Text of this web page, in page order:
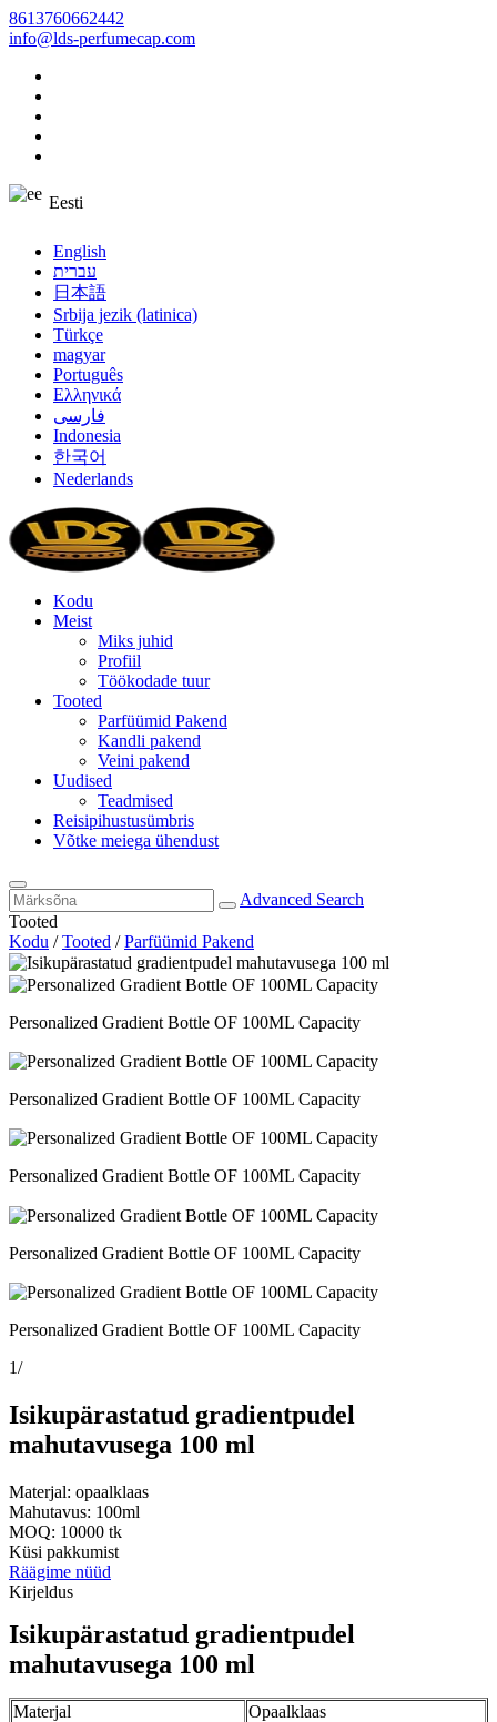
8613760662442
info@lds-perfumecap.com
Eesti
English
עברית
日本語
Srbija jezik (latinica)
Türkçe
magyar
Português
Ελληνικά
فارسی
Indonesia
한국어
Nederlands
Kodu
Meist
Miks juhid
Profiil
Töökodade tuur
Tooted
Parfüümid Pakend
Kandli pakend
Veini pakend
Uudised
Teadmised
Reisipihustusümbris
Võtke meiega ühendust
Advanced Search
Tooted
Kodu /Tooted /Parfüümid Pakend
Personalized Gradient Bottle OF 100ML Capacity
Personalized Gradient Bottle OF 100ML Capacity
Personalized Gradient Bottle OF 100ML Capacity
Personalized Gradient Bottle OF 100ML Capacity
Personalized Gradient Bottle OF 100ML Capacity
1/
Isikupärastatud gradientpudel
mahutavusega 100 ml
Materjal: opaalklaas
Mahutavus: 100ml
MOQ: 10000 tk
Küsi pakkumist
Räägime nüüd
Kirjeldus
Isikupärastatud gradientpudel
mahutavusega 100 ml
Materjal
Opaalklaas